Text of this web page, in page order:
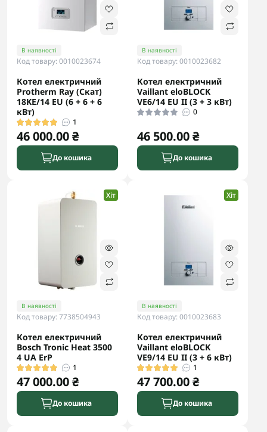
В наявності
Код товару: 0010023674
Котел електричний
Protherm Ray (Скат)
18KE/14 ЕU (6 + 6 + 6
кВт)
1
46 000.00 ₴
До кошика
В наявності
Код товару: 0010023682
Котел електричний
Vaillant eloBLOCK
VE6/14 ЕU II (3 + 3 кВт)
0
46 500.00 ₴
До кошика
Хіт
В наявності
Код товару: 7738504943
Котел електричний
Bosch Tronic Heat 3500
4 UA ErP
1
47 000.00 ₴
До кошика
Хіт
В наявності
Код товару: 0010023683
Котел електричний
Vaillant eloBLOCK
VE9/14 ЕU II (3 + 6 кВт)
1
47 700.00 ₴
До кошика